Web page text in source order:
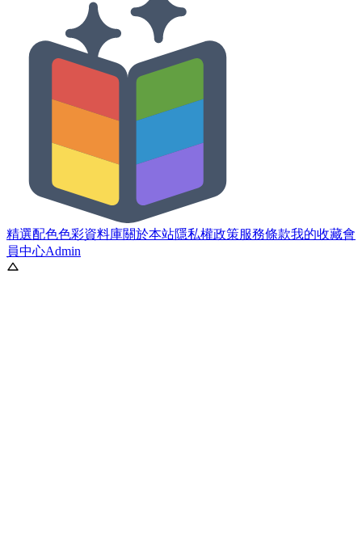
精選配色色彩資料庫關於本站隱私權政策服務條款我的收藏會
員中心Admin